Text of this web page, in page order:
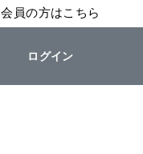
会員の方はこちら
ログイン